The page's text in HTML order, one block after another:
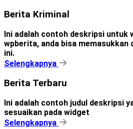
Berita Kriminal
Ini adalah contoh deskripsi untuk
wpberita, anda bisa memasukkan
ini.
Selengkapnya
Berita Terbaru
Ini adalah contoh judul deskripsi
sesuaikan pada widget
Selengkapnya